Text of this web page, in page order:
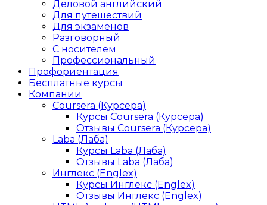
Деловой английский
Для путешествий
Для экзаменов
Разговорный
С носителем
Профессиональный
Профориентация
Бесплатные курсы
Компании
Coursera (Курсера)
Курсы Coursera (Курсера)
Отзывы Coursera (Курсера)
Laba (Лаба)
Курсы Laba (Лаба)
Отзывы Laba (Лаба)
Инглекс (Englex)
Курсы Инглекс (Englex)
Отзывы Инглекс (Englex)